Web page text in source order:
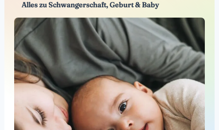
Alles zu Schwangerschaft, Geburt & Baby